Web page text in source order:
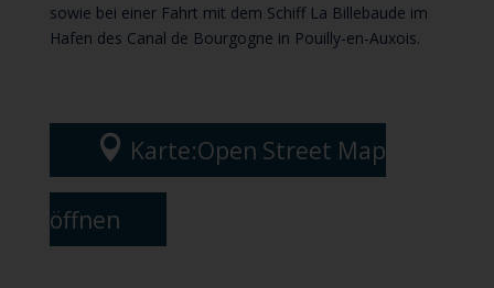
sowie bei einer Fahrt mit dem Schiff La Billebaude im
Hafen des Canal de Bourgogne in Pouilly-en-Auxois.
 Karte:Open Street Map
öffnen